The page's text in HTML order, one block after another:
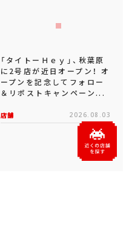
「タイトーＨｅｙ」、秋葉原
に2号店が近日オープン！ オ
ープンを記念してフォロー
＆リポストキャンペーン...
店舗 2026.08.03